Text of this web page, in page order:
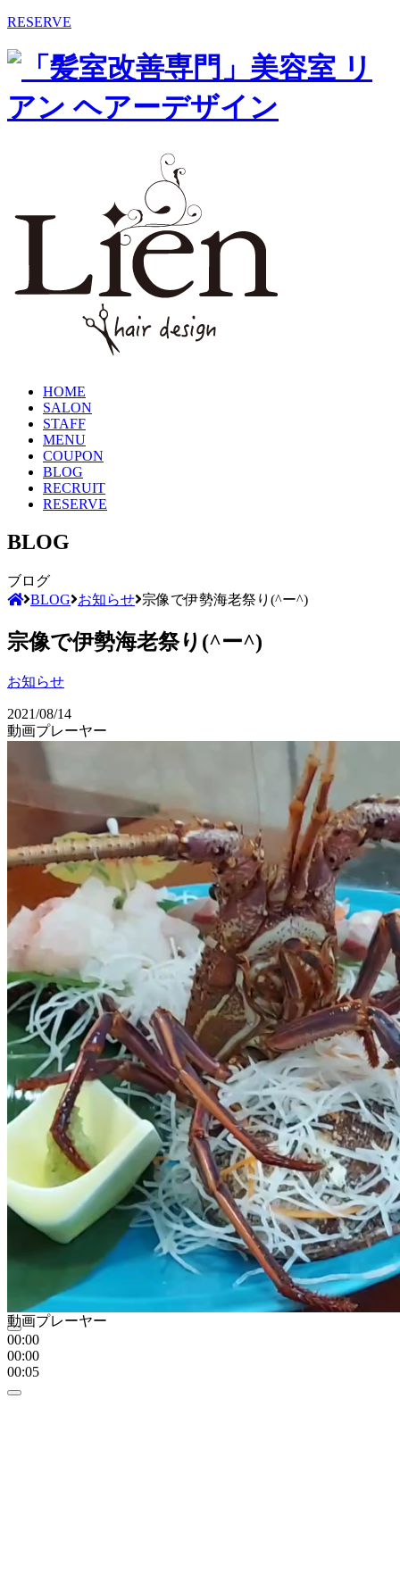
RESERVE
HOME
SALON
STAFF
MENU
COUPON
BLOG
RECRUIT
RESERVE
BLOG
ブログ
BLOG お知らせ 宗像で伊勢海老祭り(^ー^)
宗像で伊勢海老祭り(^ー^)
お知らせ
2021/08/14
動画プレーヤー
00:00
00:00
00:05
動画プレーヤー